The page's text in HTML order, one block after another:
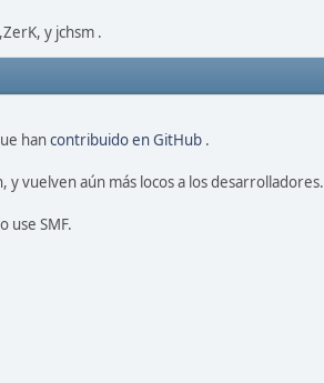
y jchsm .
hancontribuido en GitHub .
vuelven aún más locos a los desarrolladores.
use SMF.